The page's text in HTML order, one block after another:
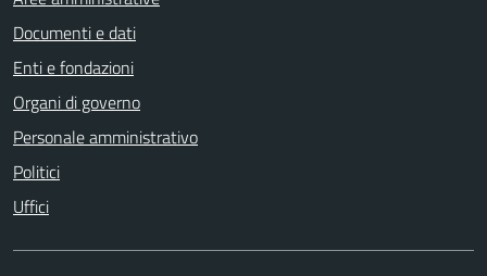
Documenti e dati
Enti e fondazioni
Organi di governo
Personale amministrativo
Politici
Uffici